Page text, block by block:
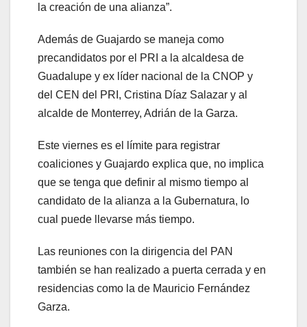
la creación de una alianza”.
Además de Guajardo se maneja como
precandidatos por el PRI a la alcaldesa de
Guadalupe y ex líder nacional de la CNOP y
del CEN del PRI, Cristina Díaz Salazar y al
alcalde de Monterrey, Adrián de la Garza.
Este viernes es el límite para registrar
coaliciones y Guajardo explica que, no implica
que se tenga que definir al mismo tiempo al
candidato de la alianza a la Gubernatura, lo
cual puede llevarse más tiempo.
Las reuniones con la dirigencia del PAN
también se han realizado a puerta cerrada y en
residencias como la de Mauricio Fernández
Garza.